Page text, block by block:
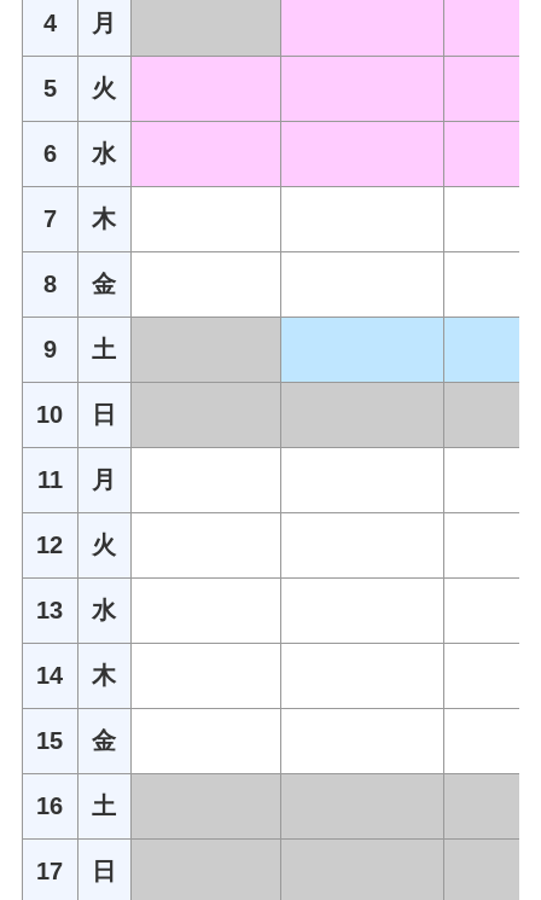
4 月
5 火
6 水
7 木
8 金
9 土
10 日
11 月
12 火
13 水
14 木
15 金
16 土
17 日